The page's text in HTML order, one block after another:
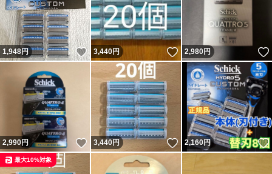
1,948円 いいね！
3,440円 いいね！
2,980円
2,990円 いいね！
3,440円 いいね！
2,160円
最大10%対象